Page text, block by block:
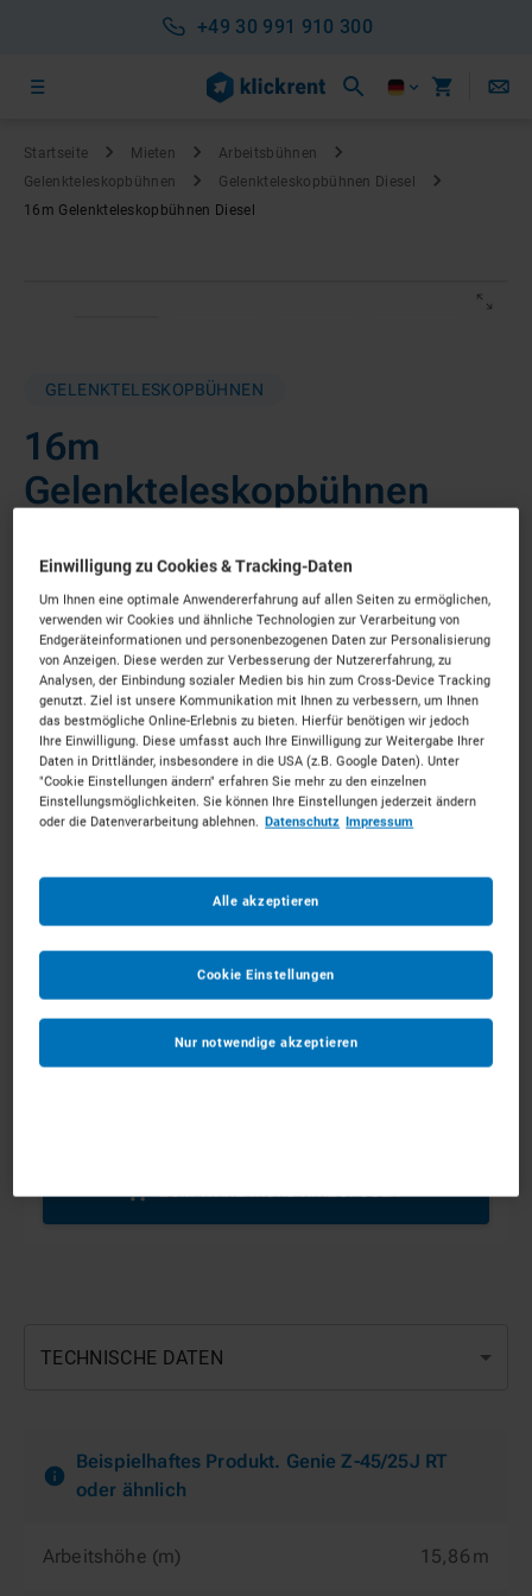
+49 30 991 910 300
Startseite Mieten
Arbeitsbühnen
Gelenkteleskop­bühnen
Gelenkteleskop­bühnen Diesel
16m Gelenkteleskopbühnen Diesel
GELENKTELESKOPBÜHNEN
16m
Gelenkteleskopbühnen
ab 138 € pro Tag* Nettopreis
SOFORT LIEFERBAR
Individuelle Ausstattung erfolgt im nächsten Schritt
Ab dem*
Anmerkungen
TECHNISCHE DATEN
Beispielhaftes Produkt. Genie Z-45/25J RT
oder ähnlich
Arbeitshöhe (m) 15,86 m
Einwilligung zu Cookies & Tracking-Daten
Um Ihnen eine optimale Anwendererfahrung auf allen Seiten zu ermöglichen,
verwenden wir Cookies und ähnliche Technologien zur Verarbeitung von
Endgeräteinformationen und personenbezogenen Daten zur Personalisierung
von Anzeigen. Diese werden zur Verbesserung der Nutzererfahrung, zu
Analysen, der Einbindung sozialer Medien bis hin zum Cross-Device Tracking
genutzt. Ziel ist unsere Kommunikation mit Ihnen zu verbessern, um Ihnen
das bestmögliche Online-Erlebnis zu bieten. Hierfür benötigen wir jedoch
Ihre Einwilligung. Diese umfasst auch Ihre Einwilligung zur Weitergabe Ihrer
Daten in Drittländer, insbesondere in die USA (z.B. Google Daten). Unter
"Cookie Einstellungen ändern" erfahren Sie mehr zu den einzelnen
Einstellungsmöglichkeiten. Sie können Ihre Einstellungen jederzeit ändern
oder die Datenverarbeitung ablehnen. Datenschutz Impressum
Nur notwendige akzeptieren
Alle akzeptieren
Cookie Einstellungen